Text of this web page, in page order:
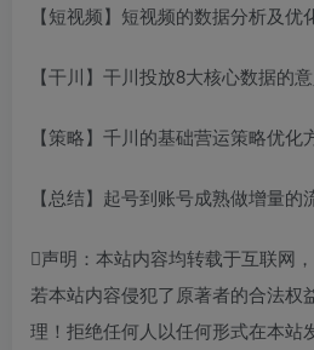
【短视频】短视频的数据分析及优
【干川】干川投放8大核心数据的
【策略】千川的基础营运策略优化
【总结】起号到账号成熟做增量的
声明：本站内容均转载于互联网
若本站内容侵犯了原著者的合法权
理！拒绝任何人以任何形式在本站